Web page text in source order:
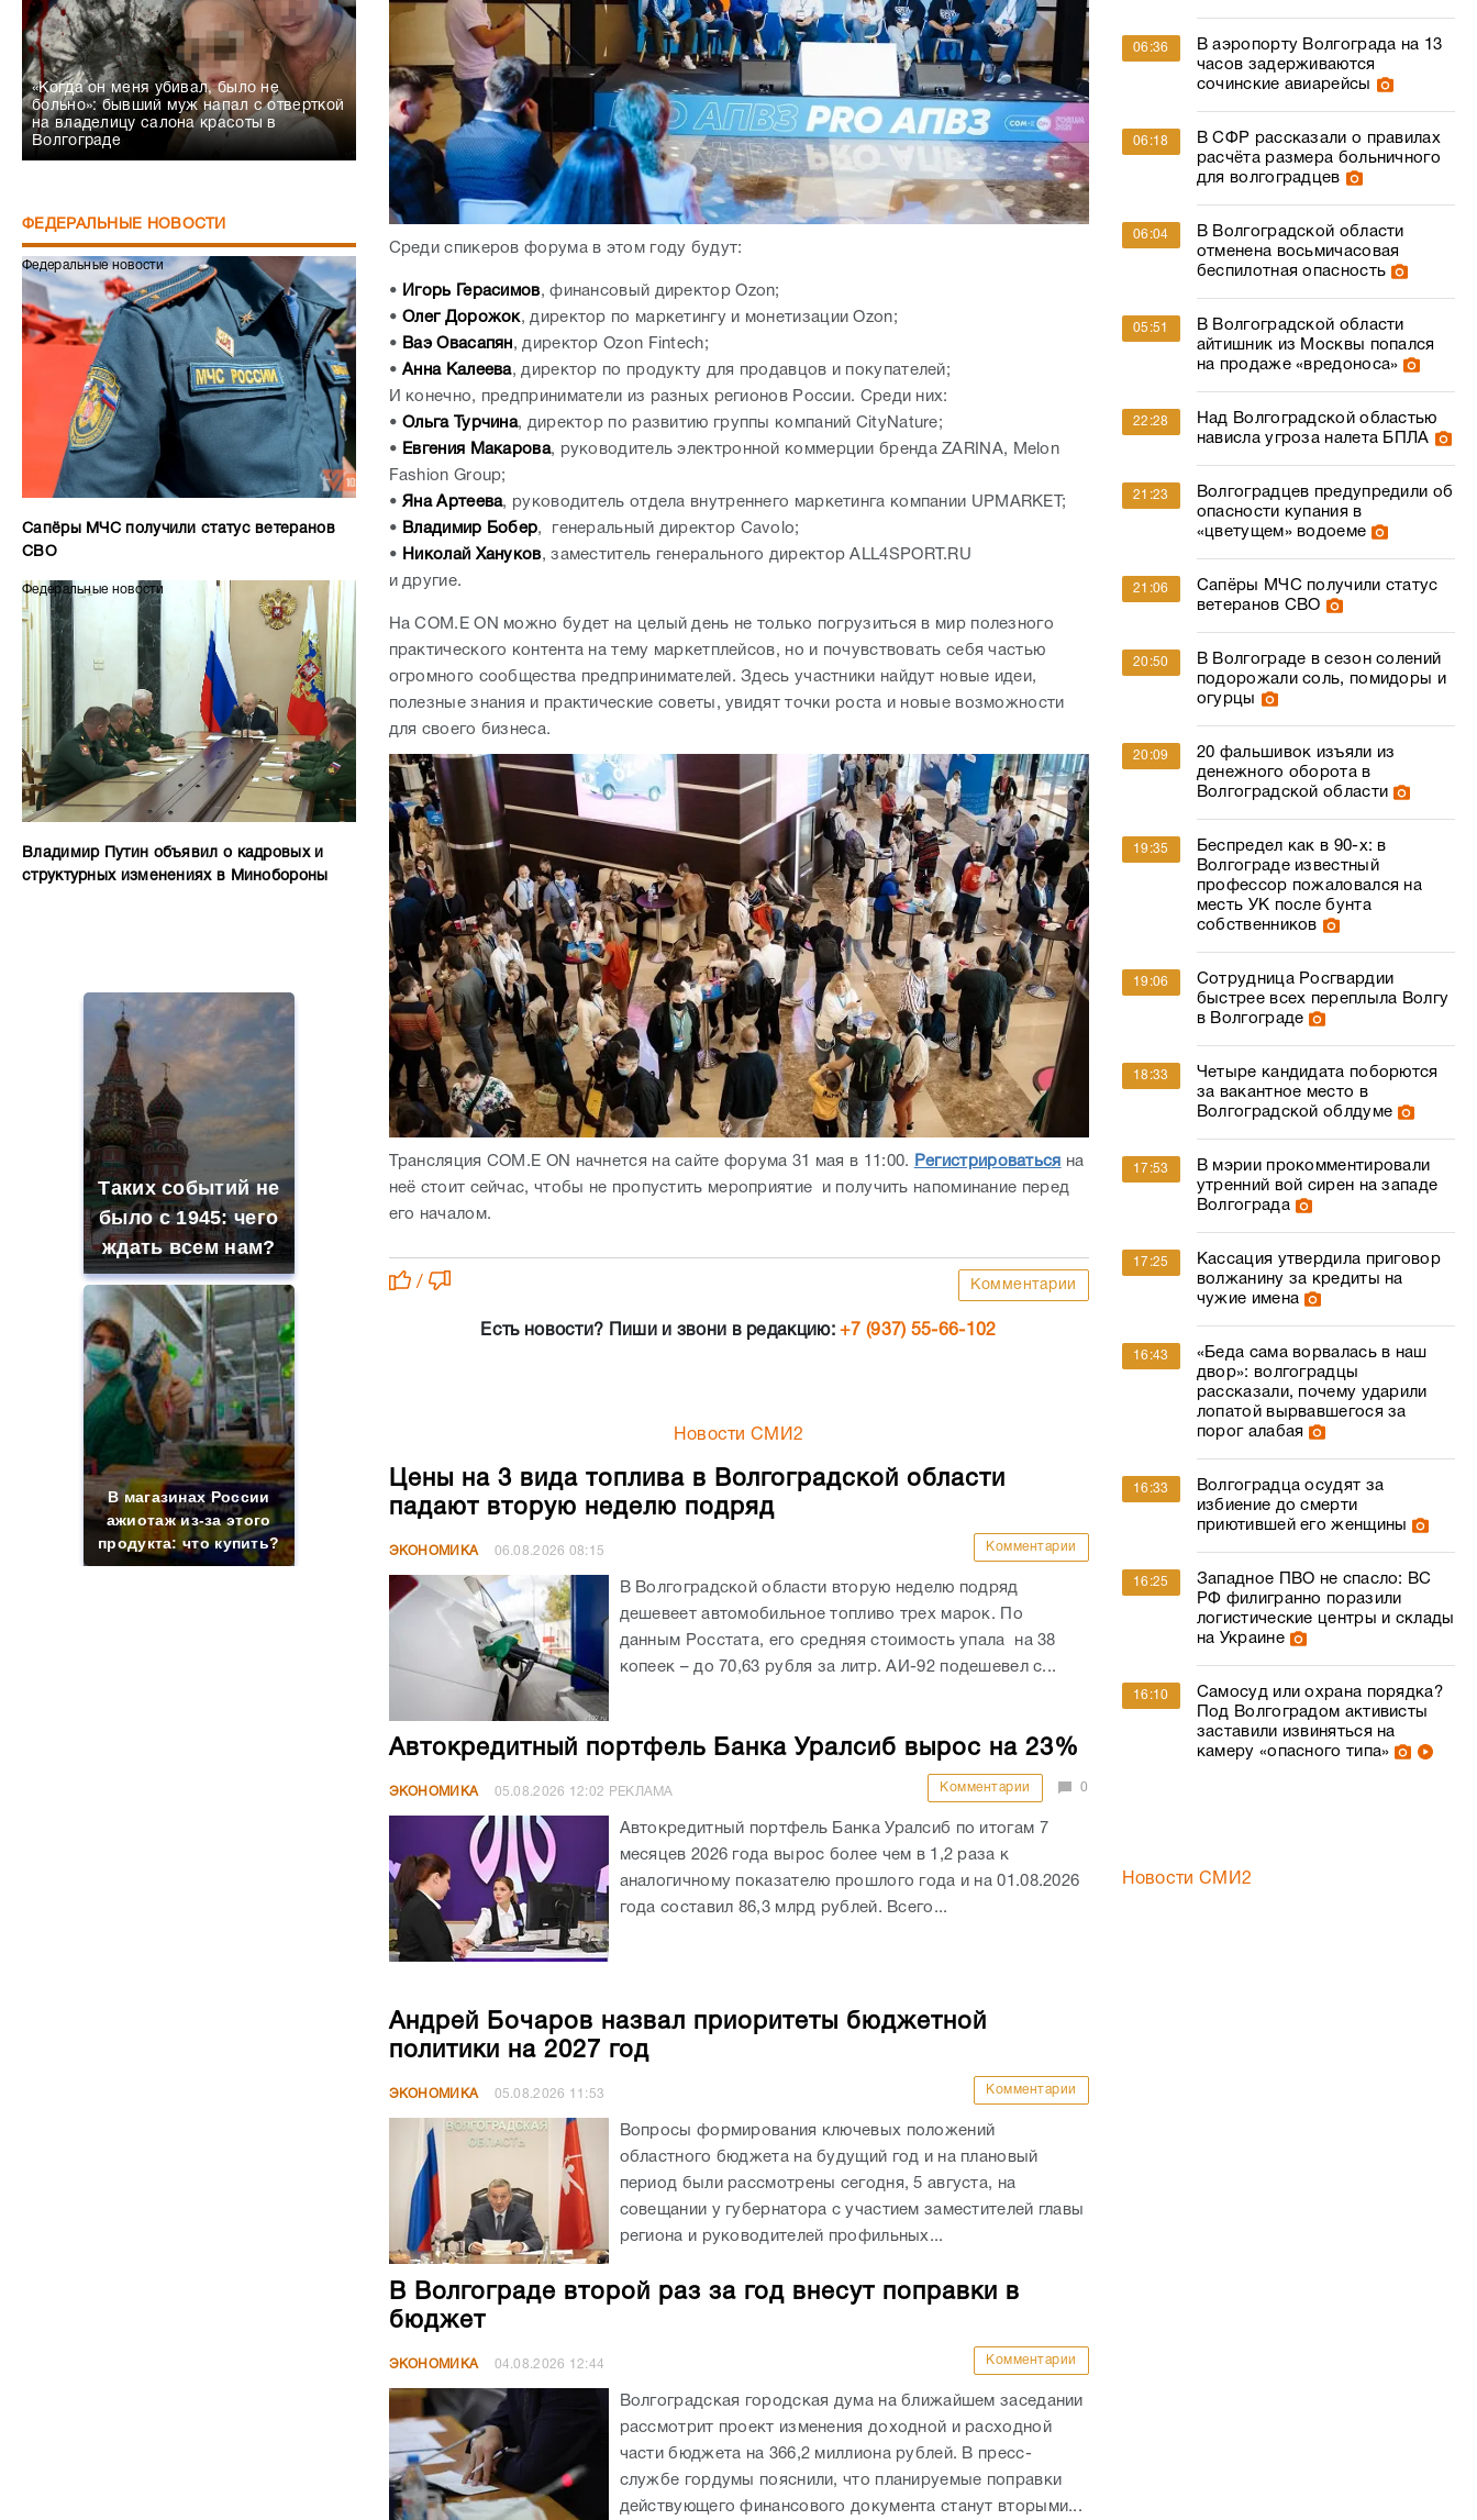
«Когда он меня убивал, было не
больно»: бывший муж напал с отверткой
на владелицу салона красоты в
Волгограде
ФЕДЕРАЛЬНЫЕ НОВОСТИ
Федеральные новости
Сапёры МЧС получили статус ветеранов
СВО
Федеральные новости
Владимир Путин объявил о кадровых и
структурных изменениях в Минобороны
Таких событий не
было с 1945: чего
ждать всем нам?
В магазинах России
ажиотаж из-за этого
продукта: что купить?
Среди спикеров форума в этом году будут:
• Игорь Герасимов, финансовый директор Ozon;
•Олег Дорожок, директор по маркетингу и монетизации Ozon;
• Ваэ Овасапян, директор Ozon Fintech;
•Анна Калеева, директор по продукту для продавцов и покупателей;
И конечно, предприниматели из разных регионов России. Среди них:
•Ольга Турчина, директор по развитию группы компаний CityNature;
• Евгения Макарова, руководитель электронной коммерции бренда ZARINA, Melon
Fashion Group;
•Яна Артеева, руководитель отдела внутреннего маркетинга компании UPMARKET;
• Владимир Бобер, генеральный директор Cavolo;
• Николай Хануков, заместитель генерального директор ALL4SPORT.RU
и другие.
На COM.E ON можно будет на целый день не только погрузиться в мир полезного
практического контента на тему маркетплейсов, но и почувствовать себя частью
огромного сообщества предпринимателей. Здесь участники найдут новые идеи,
полезные знания и практические советы, увидят точки роста и новые возможности
для своего бизнеса.
Трансляция COM.E ON начнется на сайте форума 31 мая в 11:00. Регистрироваться на
неё стоит сейчас, чтобы не пропустить мероприятие и получить напоминание перед
его началом.
/ Комментарии
Есть новости? Пиши и звони в редакцию:+7 (937) 55-66-102
Новости СМИ2
Цены на 3 вида топлива в Волгоградской области
падают вторую неделю подряд
ЭКОНОМИКА 06.08.2026 08:15 Комментарии
В Волгоградской области вторую неделю подряд
дешевеет автомобильное топливо трех марок. По
данным Росстата, его средняя стоимость упала на 38
копеек – до 70,63 рубля за литр. АИ-92 подешевел с...
Автокредитный портфель Банка Уралсиб вырос на 23%
ЭКОНОМИКА 05.08.2026 12:02 РЕКЛАМА Комментарии 0
Автокредитный портфель Банка Уралсиб по итогам 7
месяцев 2026 года вырос более чем в 1,2 раза к
аналогичному показателю прошлого года и на 01.08.2026
года составил 86,3 млрд рублей. Всего...
Андрей Бочаров назвал приоритеты бюджетной
политики на 2027 год
ЭКОНОМИКА 05.08.2026 11:53 Комментарии
Вопросы формирования ключевых положений
областного бюджета на будущий год и на плановый
период были рассмотрены сегодня, 5 августа, на
совещании у губернатора с участием заместителей главы
региона и руководителей профильных...
В Волгограде второй раз за год внесут поправки в
бюджет
ЭКОНОМИКА 04.08.2026 12:44 Комментарии
Волгоградская городская дума на ближайшем заседании
рассмотрит проект изменения доходной и расходной
части бюджета на 366,2 миллиона рублей. В пресс-
службе гордумы пояснили, что планируемые поправки
действующего финансового документа станут вторыми...
06:36
В аэропорту Волгограда на 13
часов задерживаются
сочинские авиарейсы
06:18
В СФР рассказали о правилах
расчёта размера больничного
для волгоградцев
06:04
В Волгоградской области
отменена восьмичасовая
беспилотная опасность
05:51
В Волгоградской области
айтишник из Москвы попался
на продаже «вредоноса»
22:28
Над Волгоградской областью
нависла угроза налета БПЛА
21:23
Волгоградцев предупредили об
опасности купания в
«цветущем» водоеме
21:06
Сапёры МЧС получили статус
ветеранов СВО
20:50
В Волгограде в сезон солений
подорожали соль, помидоры и
огурцы
20:09
20 фальшивок изъяли из
денежного оборота в
Волгоградской области
19:35
Беспредел как в 90-х: в
Волгограде известный
профессор пожаловался на
месть УК после бунта
собственников
19:06
Сотрудница Росгвардии
быстрее всех переплыла Волгу
в Волгограде
18:33
Четыре кандидата поборются
за вакантное место в
Волгоградской облдуме
17:53
В мэрии прокомментировали
утренний вой сирен на западе
Волгограда
17:25
Кассация утвердила приговор
волжанину за кредиты на
чужие имена
16:43
«Беда сама ворвалась в наш
двор»: волгоградцы
рассказали, почему ударили
лопатой вырвавшегося за
порог алабая
16:33
Волгоградца осудят за
избиение до смерти
приютившей его женщины
16:25
Западное ПВО не спасло: ВС
РФ филигранно поразили
логистические центры и склады
на Украине
16:10
Самосуд или охрана порядка?
Под Волгоградом активисты
заставили извиняться на
камеру «опасного типа»
Новости СМИ2